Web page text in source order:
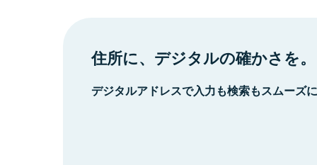
住所に、デジタルの確かさを。
デジタルアドレスで入力も検索もスムーズ